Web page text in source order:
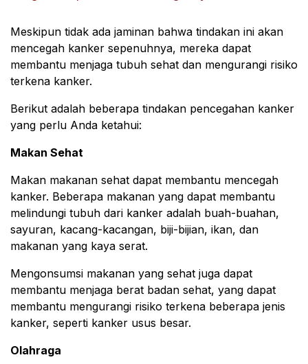
Meskipun tidak ada jaminan bahwa tindakan ini akan
mencegah kanker sepenuhnya, mereka dapat
membantu menjaga tubuh sehat dan mengurangi risiko
terkena kanker.
Berikut adalah beberapa tindakan pencegahan kanker
yang perlu Anda ketahui:
Makan Sehat
Makan makanan sehat dapat membantu mencegah
kanker. Beberapa makanan yang dapat membantu
melindungi tubuh dari kanker adalah buah-buahan,
sayuran, kacang-kacangan, biji-bijian, ikan, dan
makanan yang kaya serat.
Mengonsumsi makanan yang sehat juga dapat
membantu menjaga berat badan sehat, yang dapat
membantu mengurangi risiko terkena beberapa jenis
kanker, seperti kanker usus besar.
Olahraga